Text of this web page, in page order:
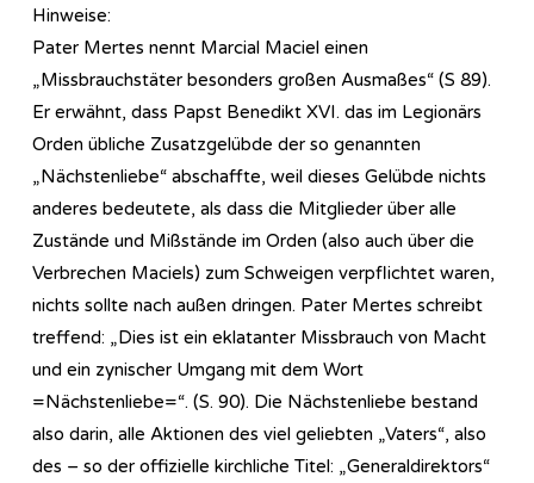
Hinweise:
Pater Mertes nennt Marcial Maciel einen
„Missbrauchstäter besonders großen Ausmaßes“ (S 89).
Er erwähnt, dass Papst Benedikt XVI. das im Legionärs
Orden übliche Zusatzgelübde der so genannten
„Nächstenliebe“ abschaffte, weil dieses Gelübde nichts
anderes bedeutete, als dass die Mitglieder über alle
Zustände und Mißstände im Orden (also auch über die
Verbrechen Maciels) zum Schweigen verpflichtet waren,
nichts sollte nach außen dringen. Pater Mertes schreibt
treffend: „Dies ist ein eklatanter Missbrauch von Macht
und ein zynischer Umgang mit dem Wort
=Nächstenliebe=“. (S. 90). Die Nächstenliebe bestand
also darin, alle Aktionen des viel geliebten „Vaters“, also
des – so der offizielle kirchliche Titel: „Generaldirektors“